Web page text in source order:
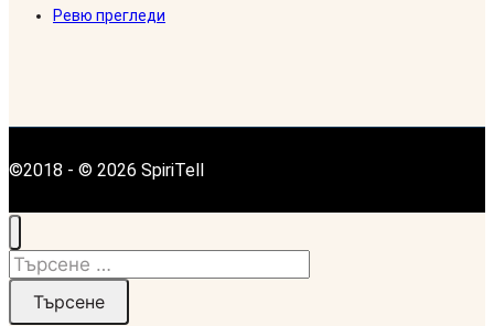
Ревю прегледи
©2018 - © 2026 SpiriTell
Търсене